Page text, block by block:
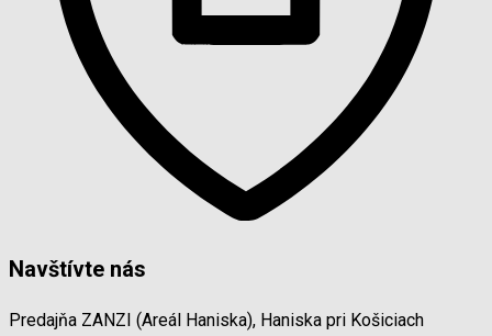
Navštívte nás
Predajňa ZANZI (Areál Haniska), Haniska pri Košiciach